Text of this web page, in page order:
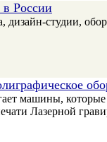
России
дизайн-студии,
машины,
Лазерной